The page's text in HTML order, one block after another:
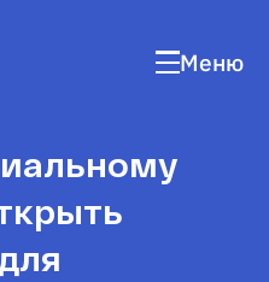
Меню